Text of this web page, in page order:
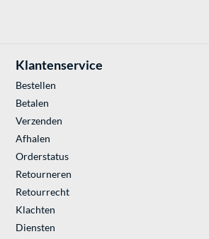
Klantenservice
Bestellen
Betalen
Verzenden
Afhalen
Orderstatus
Retourneren
Retourrecht
Klachten
Diensten